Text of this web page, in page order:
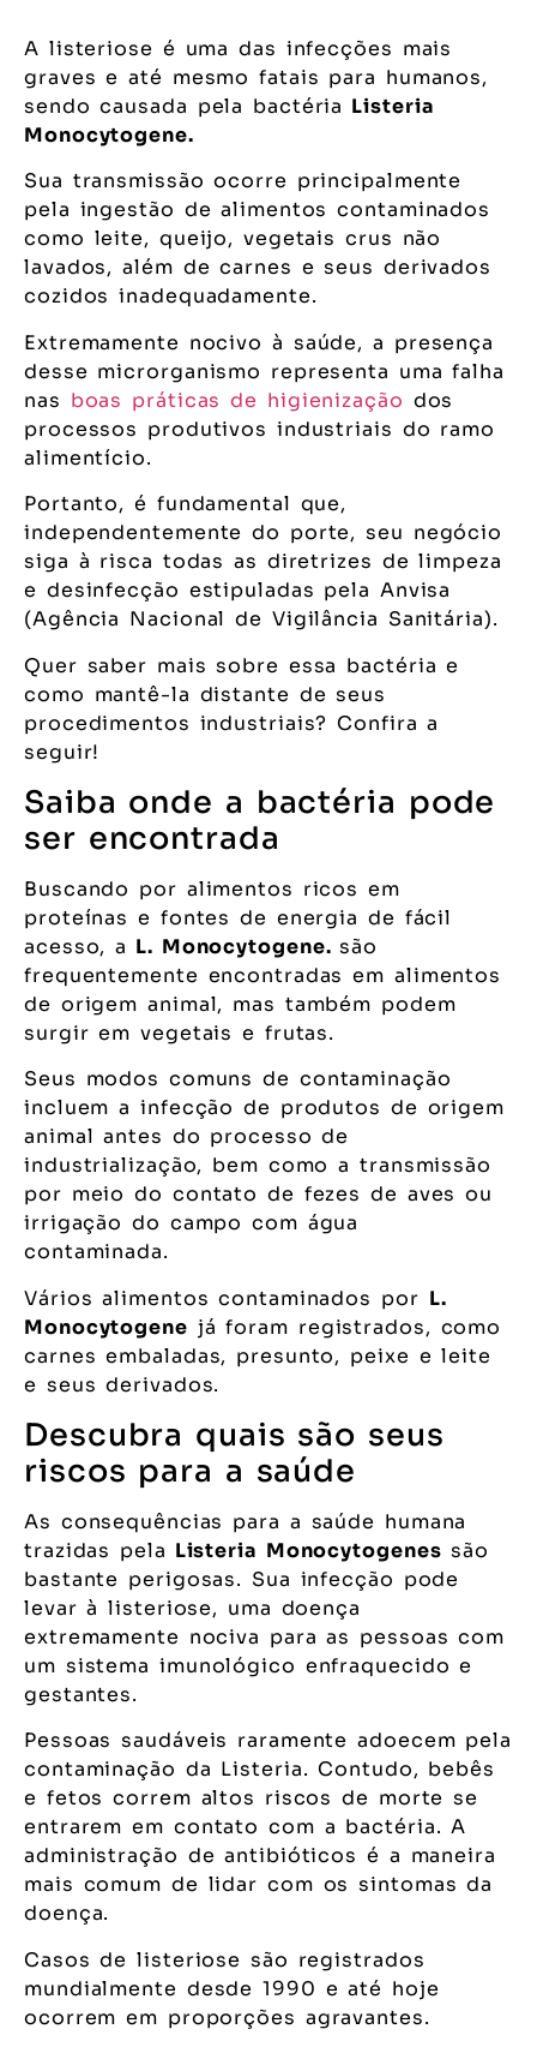
A listeriose é uma das infecções mais
graves e até mesmo fatais para humanos,
sendo causada pela bactéria Listeria
Monocytogene.
Sua transmissão ocorre principalmente
pela ingestão de alimentos contaminados
como leite, queijo, vegetais crus não
lavados, além de carnes e seus derivados
cozidos inadequadamente.
Extremamente nocivo à saúde, a presença
desse microrganismo representa uma falha
nas boas práticas de higienização dos
processos produtivos industriais do ramo
alimentício.
Portanto, é fundamental que,
independentemente do porte, seu negócio
siga à risca todas as diretrizes de limpeza
e desinfecção estipuladas pela Anvisa
(Agência Nacional de Vigilância Sanitária).
Quer saber mais sobre essa bactéria e
como mantê-la distante de seus
procedimentos industriais? Confira a
seguir!
Saiba onde a bactéria pode
ser encontrada
Buscando por alimentos ricos em
proteínas e fontes de energia de fácil
acesso, a L. Monocytogene.são
frequentemente encontradas em alimentos
de origem animal, mas também podem
surgir em vegetais e frutas.
Seus modos comuns de contaminação
incluem a infecção de produtos de origem
animal antes do processo de
industrialização, bem como a transmissão
por meio do contato de fezes de aves ou
irrigação do campo com água
contaminada.
Vários alimentos contaminados por L.
Monocytogene já foram registrados, como
carnes embaladas, presunto, peixe e leite
e seus derivados.
Descubra quais são seus
riscos para a saúde
As consequências para a saúde humana
trazidas pela Listeria Monocytogenes são
bastante perigosas. Sua infecção pode
levar à listeriose, uma doença
extremamente nociva para as pessoas com
um sistema imunológico enfraquecido e
gestantes.
Pessoas saudáveis raramente adoecem pela
contaminação da Listeria. Contudo, bebês
e fetos correm altos riscos de morte se
entrarem em contato com a bactéria. A
administração de antibióticos é a maneira
mais comum de lidar com os sintomas da
doença.
Casos de listeriose são registrados
mundialmente desde 1990 e até hoje
ocorrem em proporções agravantes.